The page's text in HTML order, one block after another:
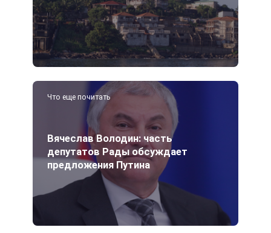
Что еще почитать
Вячеслав Володин: часть
депутатов Рады обсуждает
предложения Путина